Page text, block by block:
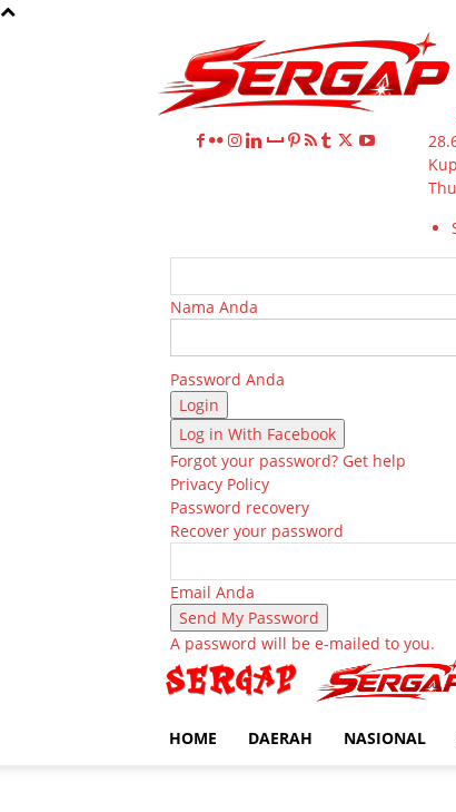
Nama Anda
Password Anda
Log in With Facebook
Forgot your password? Get help
Privacy Policy
Password recovery
Recover your password
Email Anda
A password will be e-mailed to you.
HOME DAERAH NASIONAL